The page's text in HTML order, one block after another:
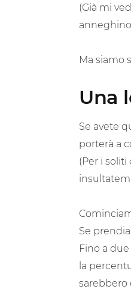
(Già mi
Ma siamo
Una
Se avete
porterà a
(Per i
Se
Fino a
la
sarebbero